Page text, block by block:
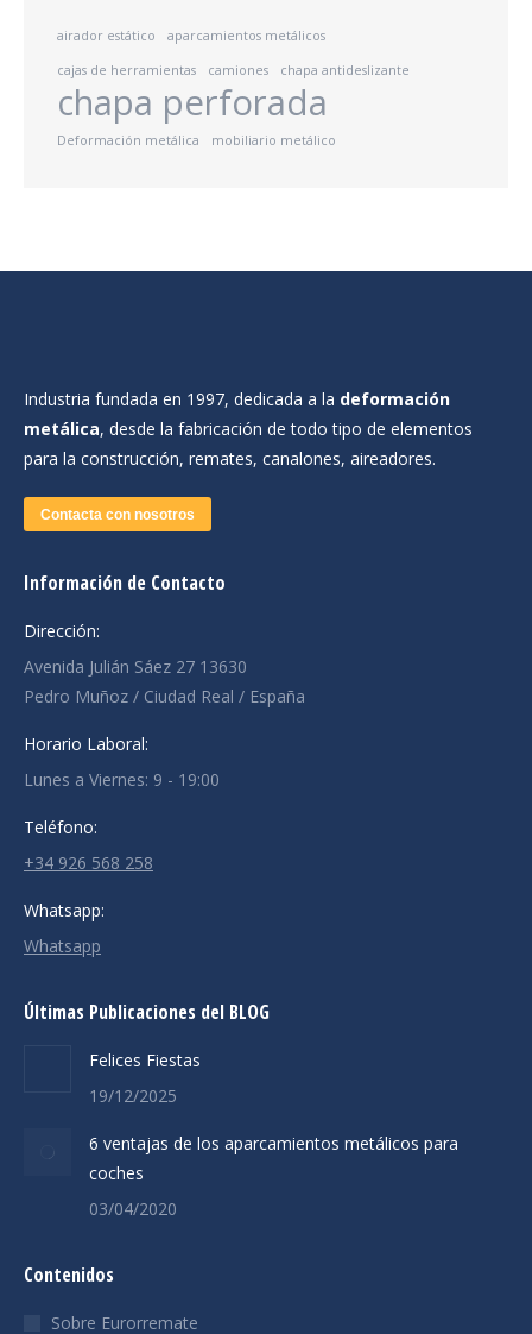
airador estático aparcamientos metálicos
cajas de herramientas camiones chapa antideslizante
chapa perforada
Deformación metálica mobiliario metálico
Industria fundada en 1997, dedicada a la deformación
metálica, desde la fabricación de todo tipo de elementos
para la construcción, remates, canalones, aireadores.
Contacta con nosotros
Información de Contacto
Dirección:
Avenida Julián Sáez 27 13630
Pedro Muñoz / Ciudad Real / España
Horario Laboral:
Lunes a Viernes: 9 - 19:00
Teléfono:
+34 926 568 258
Whatsapp:
Whatsapp
Últimas Publicaciones del BLOG
Felices Fiestas
19/12/2025
6 ventajas de los aparcamientos metálicos para
coches
03/04/2020
Contenidos
Sobre Eurorremate